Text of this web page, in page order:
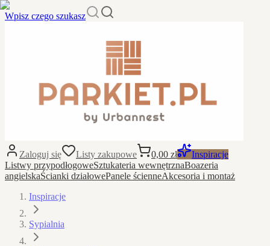
Wpisz czego szukasz
Zaloguj się Listy zakupowe 0,00 zł
Inspiracje
Listwy przypodłogoweSztukateria wewnętrznaBoazeria
angielskaŚcianki działowePanele ścienneAkcesoria i montaż
Inspiracje
Sypialnia